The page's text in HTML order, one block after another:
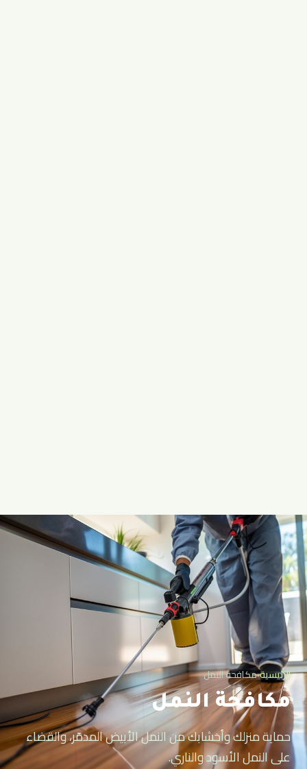
الرئيسية‹مكافحة النمل
مكافحة النمل
حماية منزلك وأخشابك من النمل الأبيض المدمّر، والقضاء
على النمل الأسود والناري.